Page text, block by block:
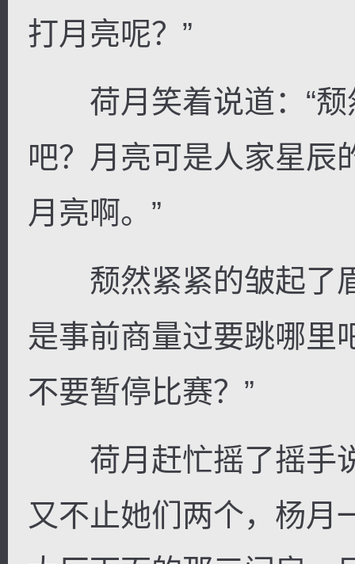
打月亮呢？”
荷月笑着说道：“颓
吧？月亮可是人家星辰
月亮啊。”
颓然紧紧的皱起了眉
是事前商量过要跳哪里
不要暂停比赛？”
荷月赶忙摇了摇手说
又不止她们两个，杨月